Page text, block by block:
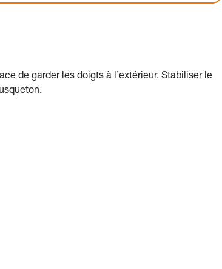
de garder les doigts à l’extérieur. Stabiliser le